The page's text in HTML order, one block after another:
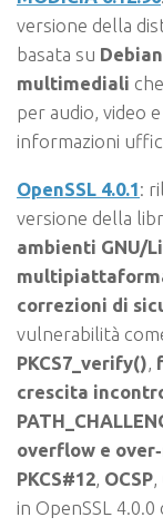
versione della
basata su
multimediali
per audio, video
informazioni
OpenSSL 4.0.1:
versione della
ambienti GNU/
correzioni di
vulnerabilità
PKCS7_verify(),
crescita
overflow e
PKCS#12, OCSP,
in OpenSSL